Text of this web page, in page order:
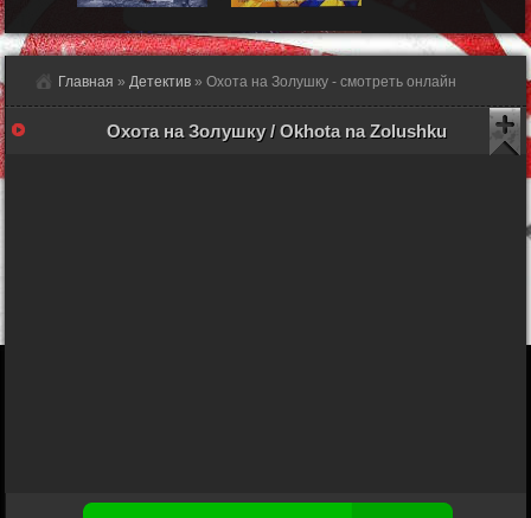
Главная »Детектив » Охота на Золушку - смотреть онлайн
Охота на Золушку / Okhota na Zolushku